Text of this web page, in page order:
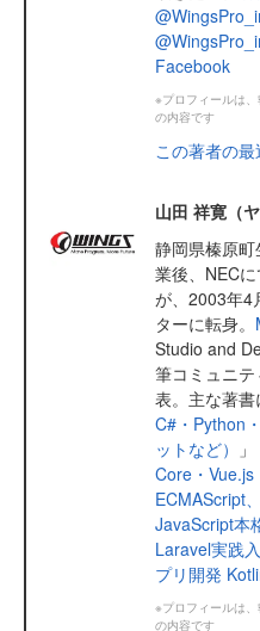
Facebook
※プロフィールは
の内容です
この著者の
山田 祥寛（
静岡県榛原
業後、NEC
が、2003年4
ターに転身。
Studio and
筆コミュニテ
表。主な著書
C#・Python
ットなど）
Core・Vue.js
ECMAScript
JavaScript本
Laravel実践
プリ開発
※プロフィールは
の内容です